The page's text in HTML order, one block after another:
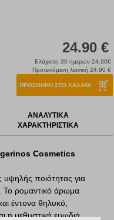
24.90 €
Ελάχιστη 30 ημερών 24.90€
Προτεινόμενη λιανική 24.90 €
ΠΡΟΣΘΗΚΗ ΣΤΟ ΚΑΛΑΘΙ
ΑΝΑΛΥΤΙΚΑ
ΧΑΡΑΚΤΗΡΙΣΤΙΚΑ
Cosmetics
ποιότητας για
ρομαντικό άρωμα
έντονα θηλυκό,
η μεθυστική ευωδιά